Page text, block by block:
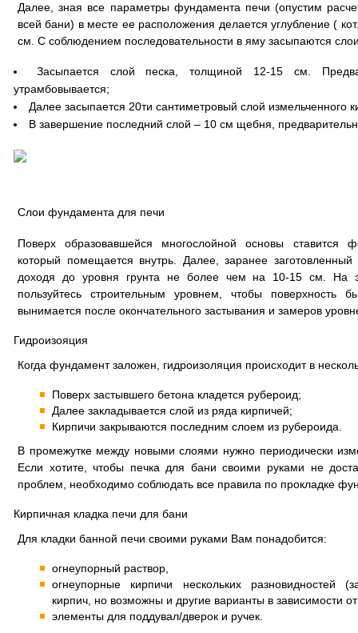
Далее, зная все параметры фундамента печи (опустим
всей бани) в месте ее расположения делается углубление (
см. С соблюдением последовательности в яму засыпаются
Засыпается слой песка, толщиной 12-15 см.
утрамбовывается;
Далее засыпается 20ти сантиметровый слой измельченного
В завершение последний слой – 10 см щебня,
Слои фундамента для печи
Поверх образовавшейся многослойной основы ставится
который помещается внутрь. Далее, заранее
доходя до уровня грунта не более чем на 10-15 см. На
пользуйтесь строительным уровнем, чтобы поверхность
вынимается после окончательного застывания и замеров
Гидроизояция
Когда фундамент заложен, гидроизоляция происходит в
Поверх застывшего бетона кладется рубероид;
Далее закладывается слой из ряда кирпичей;
Кирпичи закрываются последним слоем из рубероида.
В промежутке между новыми слоями нужно периодически
Если хотите, чтобы печка для бани своими руками не
проблем, необходимо соблюдать все правила по прокладке
Кирпичная кладка печи для бани
Для кладки банной печи своими руками Вам понадобится:
огнеупорный раствор,
огнеупорные кирпичи нескольких разновидностей
кирпич, но возможны и другие варианты в зависимости
элементы для поддувал/дверок и ручек.